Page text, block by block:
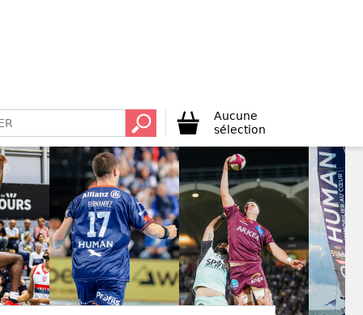
Aucune
sélection